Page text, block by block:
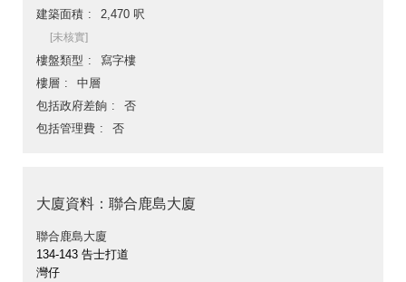
建築面積
2,470 呎
[未核實]
樓盤類型
寫字樓
樓層
中層
包括政府差餉
否
包括管理費
否
大廈資料：聯合鹿島大廈
聯合鹿島大廈
134-143 告士打道
灣仔